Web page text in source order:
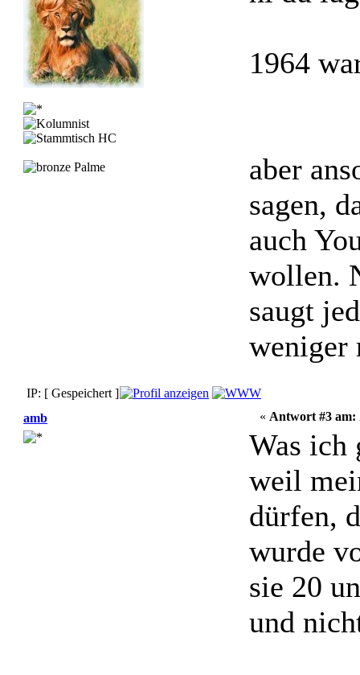
1964
aber
sagen,
auch
wollen.
saugt
weniger
IP: [ Gespeichert ]
amb
« Antwort #3 am:
Was ich
weil
dürfen,
wurde
sie 20
und